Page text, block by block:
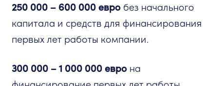
250 000 – 600 000 евро без начального
капитала и средств для финансирования
первых лет работы компании.
300 000 – 1 000 000 евро на